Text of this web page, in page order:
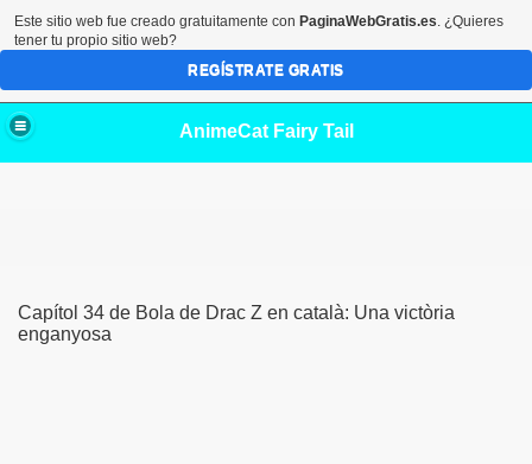
AnimeCat Fairy Tail
Capítol 34 de Bola de Drac Z en català: Una victòria
enganyosa
Este sitio web fue creado gratuitamente con PaginaWebGratis.es. ¿Quieres
tener tu propio sitio web?
REGÍSTRATE GRATIS